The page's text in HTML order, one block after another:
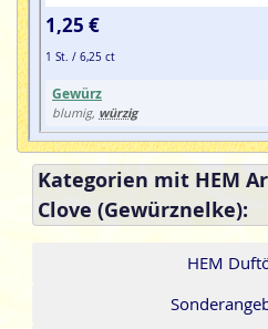
1,25 €
1 St. / 6,25 ct
Gewürz
blumig, würzig
Kategorien mit HEM
Clove (Gewürznelke):
HEM